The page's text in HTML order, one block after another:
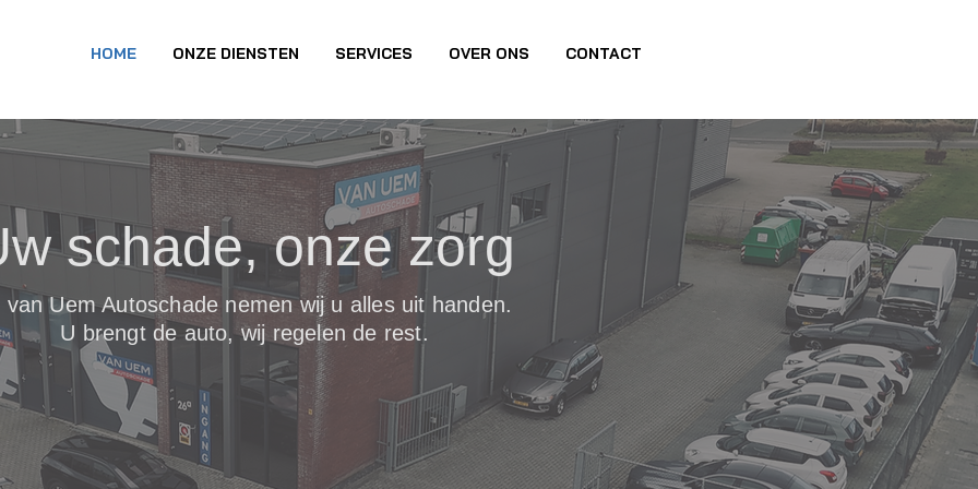
HOME ONZE DIENSTEN SERVICES OVER ONS CONTACT
schade, onze zorg
van Uem Autoschade nemen wij u alles uit handen.
U brengt de auto, wij regelen de rest.